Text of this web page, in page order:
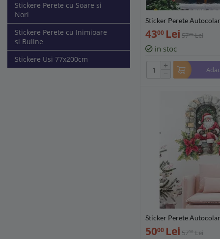
Stickere Perete cu Soare si
Nori
Stickere Perete cu Inimioare
si Buline
Stickere Usi 77x200cm
Sticker Perete
Craciun, Spiridus si Om
buc, 35x25cm, model
4300 Lei 5700 Lei
in stoc
+
−
Sticker Perete
Craciun, 30x90cm -
5000 Lei 5700 Lei